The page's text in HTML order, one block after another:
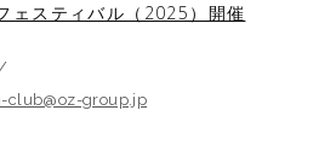
ェスティバル（2025）開催
club@oz-group.jp